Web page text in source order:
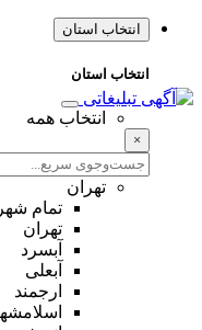
انتخاب استان
انتخاب استان
انتخاب همه
×
تهران
تمام
تهران
آبسرد
آبعلی
ارجمند